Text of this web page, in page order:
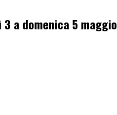
a domenica 5 maggio